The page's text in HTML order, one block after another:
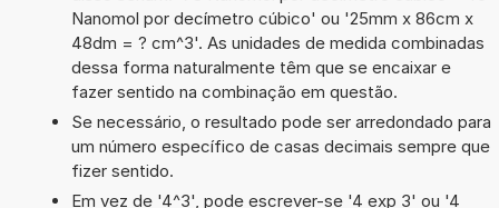
Nanomol por decímetro cúbico' ou '25mm x 86cm x
48dm = ? cm^3'. As unidades de medida combinadas
dessa forma naturalmente têm que se encaixar e
fazer sentido na combinação em questão.
Se necessário, o resultado pode ser arredondado para
um número específico de casas decimais sempre que
fizer sentido.
Em vez de '4^3', pode escrever-se '4 exp 3' ou '4